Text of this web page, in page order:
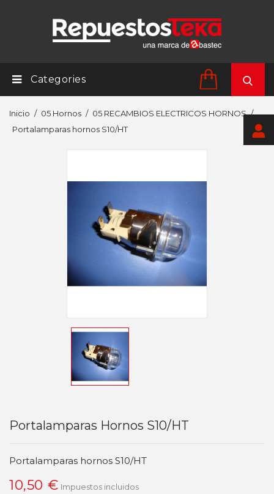
Categories
Inicio 05 Hornos
05 RECAMBIOS ELECTRICOS HORNOS
Portalamparas hornos S10/HT
Portalamparas Hornos S10/HT
Portalamparas hornos S10/HT
10,50 € Impuestos incluidos